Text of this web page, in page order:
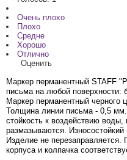
Очень плохо
Плохо
Средне
Хорошо
Отлично
Оценить
Маркер перманентный STAFF
письма на любой поверхности:
Маркер перманентный черного
Толщина линии письма - 0,5 мм.
стойкость к воздействию
размазываются.
Изделие не
корпуса и колпачка